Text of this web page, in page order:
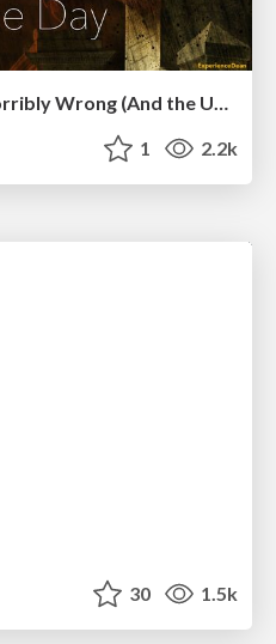
Digital Projects Gone Horribly Wrong (And the UX Pros Who Still Save the Day) - Dean Schuster
1 2.2k
30 1.5k